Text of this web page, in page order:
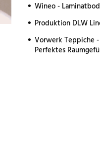
Wineo -
Produktion DLW
Vorwerk Teppiche
Perfektes